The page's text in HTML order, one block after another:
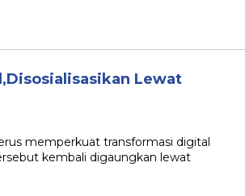
Lewat
memperkuat transformasi digital
kembali digaungkan lewat